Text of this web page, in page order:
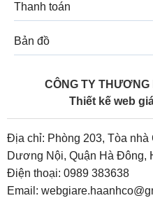
Thanh toán
Bản đồ
CÔNG TY
Thiết kế web
Địa chỉ: Phòng 203, Tòa
Dương Nội, Quận Hà Đông,
Điện thoại: 0989 383638
Email: